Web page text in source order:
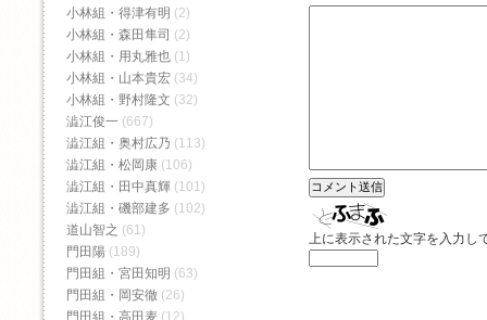
上に表示された文字を入力し
小林組・得津有明 (2)
小林組・森田隼司 (2)
小林組・用丸雅也 (1)
小林組・山本貴宏 (34)
小林組・野村隆文 (32)
澁江俊一 (667)
澁江組・奥村広乃 (113)
澁江組・松岡康 (106)
澁江組・田中真輝 (101)
澁江組・磯部建多 (102)
道山智之 (61)
門田陽 (189)
門田組・宮田知明 (63)
門田組・岡安徹 (26)
門田組・高田麦 (12)